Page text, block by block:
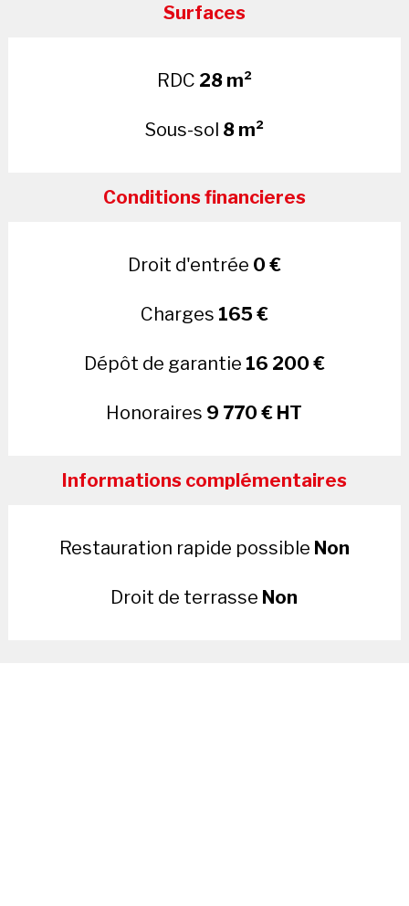
Surfaces
RDC 28 m²
Sous-sol 8 m²
Conditions financieres
Droit d'entrée 0 €
Charges 165 €
Dépôt de garantie 16 200 €
Honoraires 9 770 € HT
Informations complémentaires
Restauration rapide possible Non
Droit de terrasse Non